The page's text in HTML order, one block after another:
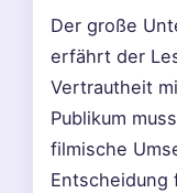
Der große
erfährt der
Vertrautheit
Publikum
filmische
Entscheidung